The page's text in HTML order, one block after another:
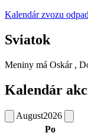
Kalendár zvozu
Sviatok
Meniny má Oskár ,
Kalendár
August2026
Po